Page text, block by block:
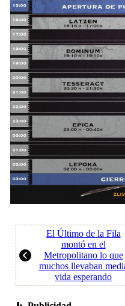
El Último de la Fila
montó en el
Metropolitano lo que
muchos llevaban
vida esperando